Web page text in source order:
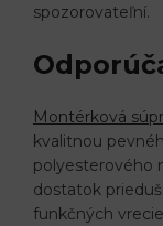
spozorovateľní.
Montérková
kvalitnou
polyesterového
dostatok
funkčných